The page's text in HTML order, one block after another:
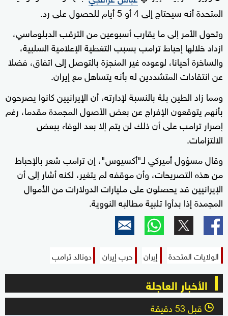
المتحدة أنه سيحتاج إلى 4 أو 5 أيام للحصول على رد.
وتحول الأمر إلى ما يقارب أسبوعين من الترقب الدبلوماسي،
ازداد خلالها إحباط ترامب بسبب التغطية الإعلامية السلبية،
والساخرة أحيانا، لوعوده غير المنجزة بالتوصل إلى اتفاق، فضلا
عن انتقادات المتشددين له بأنه يتساهل مع إيران.
ومما زاد الطين بلة بالنسبة لإدارته، أن الإيرانيين كانوا يصرحون
بأنهم يتوقعون الإفراج عن بعض الأصول المجمدة مقدما، رغم
إصرار ترامب على أن ذلك لن يتم إلا بعد الوفاء ببعض
الالتزامات.
وقال مسؤول أميركي لـ"أكسيوس"، إن ترامب شعر بالإحباط
من هذه التصريحات، وأن موقفه لم يتغير، لكنه أشار إلى أن
الإيرانيين قد يحصلون على مليارات الدولارات من الأموال
المجمدة إذا بدأوا تلبية مطالبه النووية.
الولايات المتحدة إيران حرب إيران دونالد ترامب
الأخبار العاجلة
l قبل 53 دقيقة